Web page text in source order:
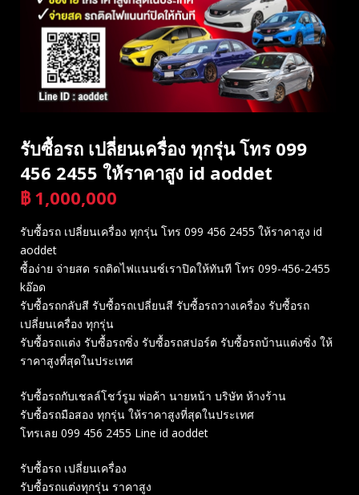
รับซื้อรถ เปลี่ยนเครื่อง ทุกรุ่น โทร 099
456 2455 ให้ราคาสูง id aoddet
฿ 1,000,000
รับซื้อรถ เปลี่ยนเครื่อง ทุกรุ่น โทร 099 456 2455 ให้ราคาสูง id
aoddet
ซื้อง่าย จ่ายสด รถติดไฟแนนซ์เราปิดให้ทันที โทร 099-456-2455
kอ๊อด
รับซื้อรถกลับสี รับซื้อรถเปลี่ยนสี รับซื้อรถวางเครื่อง รับซื้อรถ
เปลี่ยนเครื่อง ทุกรุ่น
รับซื้อรถแต่ง รับซื้อรถซิ่ง รับซื้อรถสปอร์ต รับซื้อรถบ้านแต่งซิ่ง ให้
ราคาสูงที่สุดในประเทศ
รับซื้อรถกับเชลล์โชว์รูม พ่อค้า นายหน้า บริษัท ห้างร้าน
รับซื้อรถมือสอง ทุกรุ่น ให้ราคาสูงที่สุดในประเทศ
โทรเลย 099 456 2455 Line id aoddet
รับซื้อรถ เปลี่ยนเครื่อง
รับซื้อรถแต่งทุกรุ่น ราคาสูง